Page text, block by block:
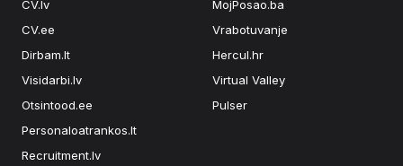
CV.lv
CV.ee
Dirbam.lt
Visidarbi.lv
Otsintood.ee
Personaloatrankos.lt
Recruitment.lv
MojPosao.ba
Vrabotuvanje
Hercul.hr
Virtual Valley
Pulser